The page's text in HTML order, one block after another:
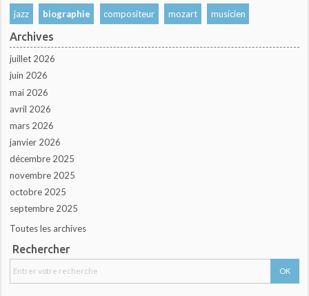
jazz biographie compositeur mozart musicien
Archives
juillet 2026
juin 2026
mai 2026
avril 2026
mars 2026
janvier 2026
décembre 2025
novembre 2025
octobre 2025
septembre 2025
Toutes les archives
Rechercher